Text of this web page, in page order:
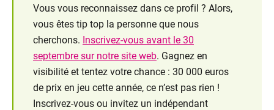
Vous vous reconnaissez dans ce profil ? Alors,
vous êtes tip top la personne que nous
cherchons. Inscrivez-vous avant le 30
septembre sur notre site web. Gagnez en
visibilité et tentez votre chance : 30 000 euros
de prix en jeu cette année, ce n’est pas rien !
Inscrivez-vous ou invitez un indépendant